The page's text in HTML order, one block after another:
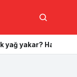
Ara
daha etkili?